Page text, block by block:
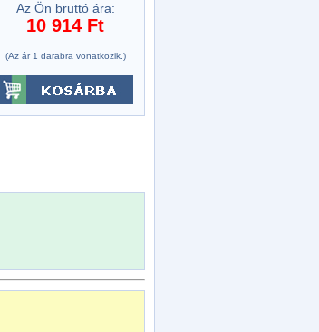
Az Ön bruttó ára:
10 914 Ft
(Az ár 1 darabra vonatkozik.)